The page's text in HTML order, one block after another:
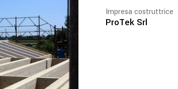
Impresa costruttrice
ProTek Srl